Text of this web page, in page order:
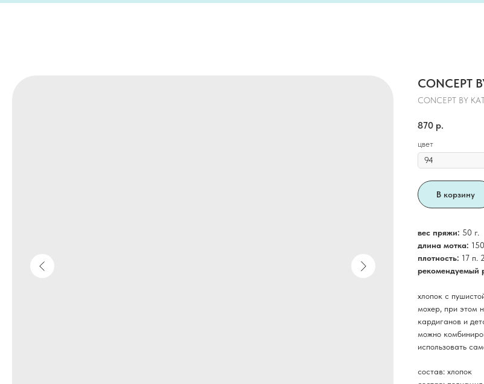
CONCEPT
CONCEPT BY
870 р.
цвет
В корзину
вес пряжи: 50 г.
длина мотка:
плотность: 17 п.
рекомендуемый
хлопок с
мохер, при этом
кардиганов и
можно
использовать
состав: хлопок